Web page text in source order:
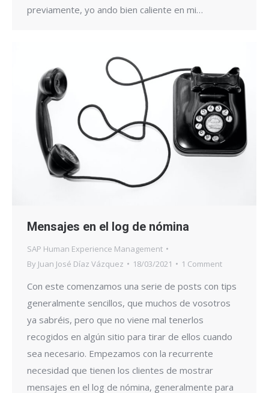
previamente, yo ando bien caliente en mi…
Mensajes en el log de nómina
SAP Human Experience Management
By Juan José Díaz Vázquez 18/03/2021 1 Comment
Con este comenzamos una serie de posts con tips
generalmente sencillos, que muchos de vosotros
ya sabréis, pero que no viene mal tenerlos
recogidos en algún sitio para tirar de ellos cuando
sea necesario. Empezamos con la recurrente
necesidad que tienen los clientes de mostrar
mensajes en el log de nómina, generalmente para